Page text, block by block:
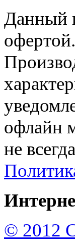
Данный
офлайн
не
© 2012